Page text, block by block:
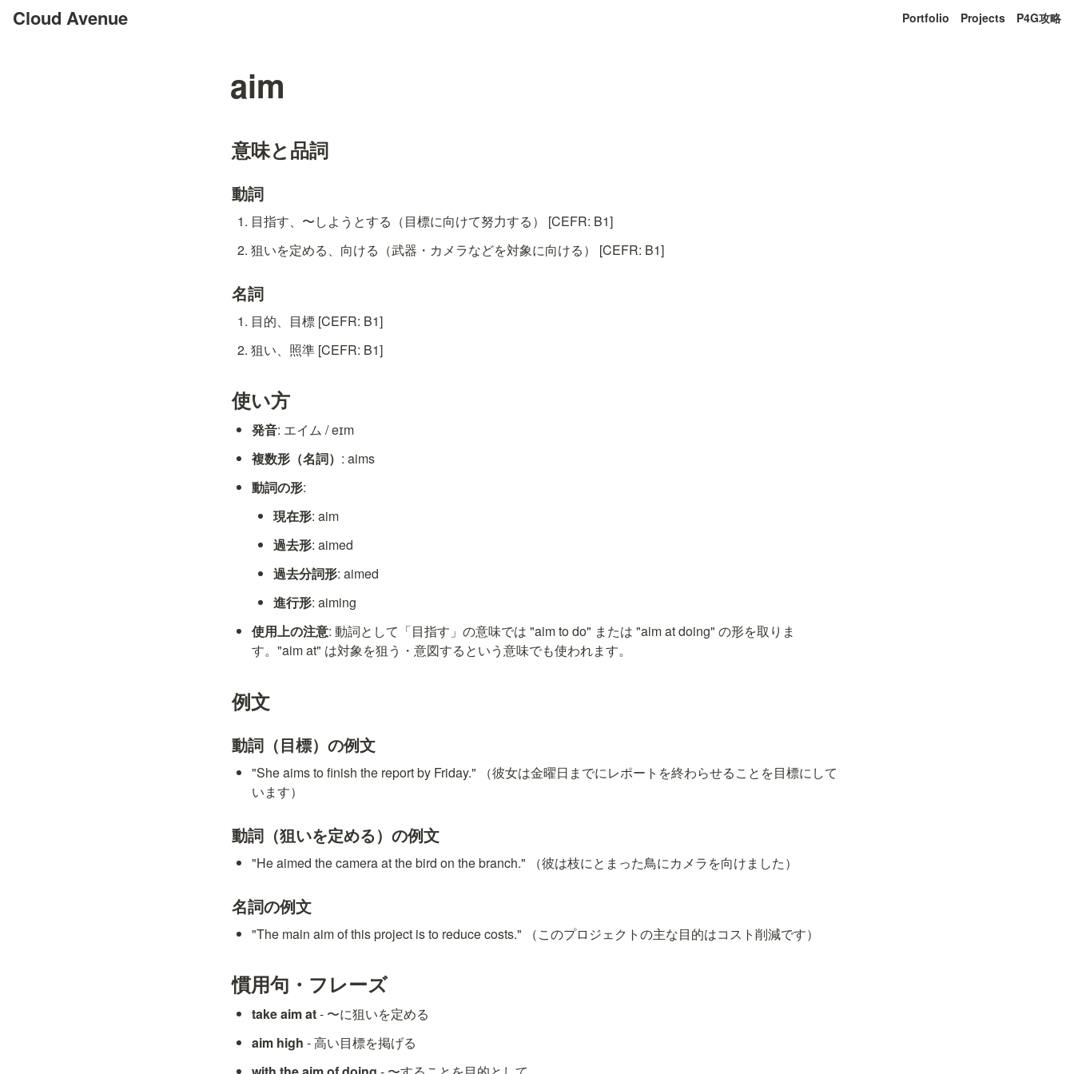
Cloud Avenue Portfolio Projects P4G攻略
aim
意味と品詞
動詞
目指す、〜しようとする（目標に向けて努力する） [CEFR: B1]
狙いを定める、向ける（武器・カメラなどを対象に向ける） [CEFR: B1]
名詞
目的、目標 [CEFR: B1]
狙い、照準 [CEFR: B1]
使い方
発音: エイム / eɪm
複数形（名詞） : aims
動詞の形:
現在形: aim
過去形: aimed
過去分詞形: aimed
進行形: aiming
使用上の注意: 動詞として「目指す」の意味では "aim to do" または "aim at doing" の形を取りま
す。"aim at" は対象を狙う・意図するという意味でも使われます。
例文
動詞（目標）の例文
"She aims to finish the report by Friday." （彼女は金曜日までにレポートを終わらせることを目標にして
います）
動詞（狙いを定める）の例文
"He aimed the camera at the bird on the branch." （彼は枝にとまった鳥にカメラを向けました）
名詞の例文
"The main aim of this project is to reduce costs." （このプロジェクトの主な目的はコスト削減です）
慣用句・フレーズ
take aim at - 〜に狙いを定める
aim high - 高い目標を掲げる